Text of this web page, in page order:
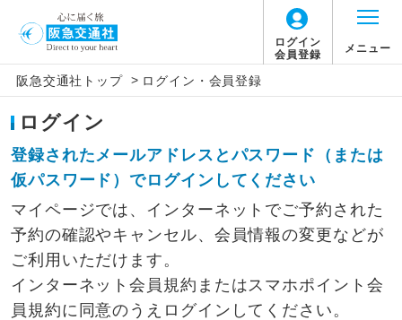
ログイン
会員登録
メニュー
阪急交通社トップ > ログイン・会員登録
ログイン
登録されたメールアドレスとパスワード（または
仮パスワード）でログインしてください
マイページでは、インターネットでご予約された
予約の確認やキャンセル、会員情報の変更などが
ご利用いただけます。
インターネット会員規約またはスマホポイント会
員規約に同意のうえログインしてください。